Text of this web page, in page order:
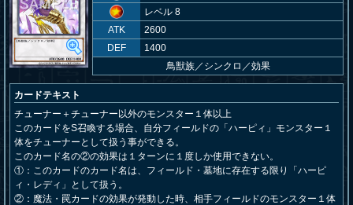
レベル 8
ATK
2600
DEF
1400
鳥獣族／ シンクロ／効果
カードテキスト
チューナー＋チューナー以外のモンスター１体以上
このカードをS召喚する場合、自分フィールドの「ハーピィ」モンスター１
体をチューナーとして扱う事ができる。
このカード名の②の効果は１ターンに１度しか使用できない。
①：このカードのカード名は、フィールド・墓地に存在する限り「ハーピ
ィ・レディ」として扱う。
②：魔法・罠カードの効果が発動した時、相手フィールドのモンスター１体